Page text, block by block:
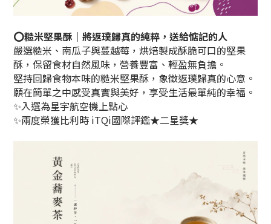
⭕糙米堅果酥｜將返璞歸真的純粹，送給惦記的人
嚴選糙米、南瓜子與蔓越莓，烘焙製成酥脆可口的堅果
酥， 保留食材自然風味，營養豐富、輕盈無負擔。
堅持回歸食物本味的糙米堅果酥，象徵返璞歸真的心意。
願在簡單之中感受真實與美好，享受生活最單純的幸福。
✨入選為星宇航空機上點心
✨兩度榮獲比利時 iTQi國際評鑑★二星獎★